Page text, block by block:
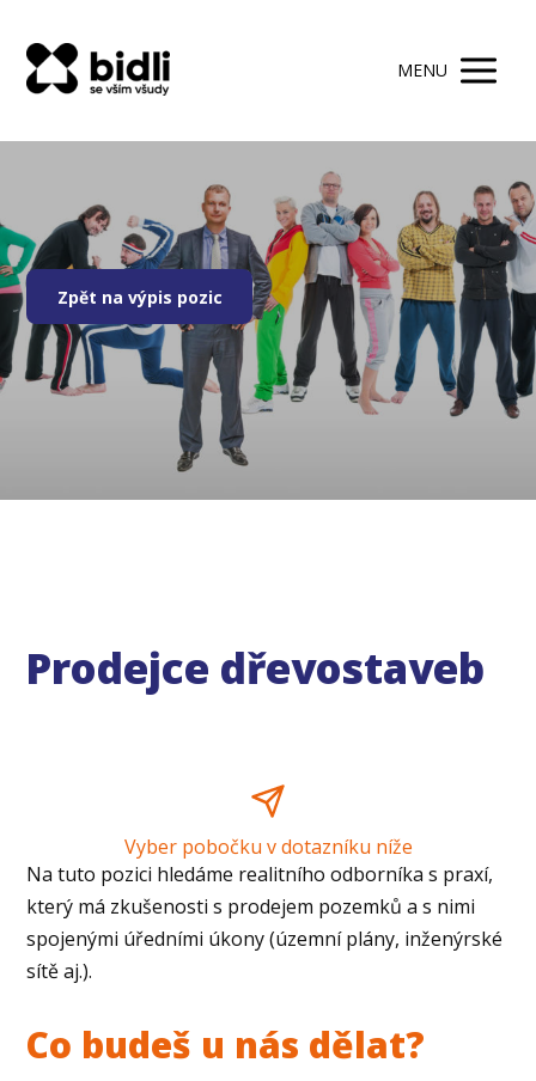
MENU
Zpět na výpis pozic
Prodejce dřevostaveb
Vyber pobočku v dotazníku níže
Na tuto pozici hledáme realitního odborníka s praxí,
který má zkušenosti s prodejem pozemků a s nimi
spojenými úředními úkony (územní plány, inženýrské
sítě aj.).
Co budeš u nás dělat?